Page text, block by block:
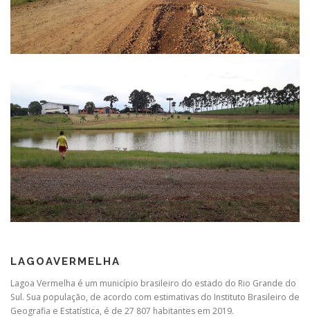
LAGOAVERMELHA
Lagoa Vermelha é um município brasileiro do estado do Rio Grande do
Sul. Sua população, de acordo com estimativas do Instituto Brasileiro de
Geografia e Estatística, é de 27 807 habitantes em 2019.